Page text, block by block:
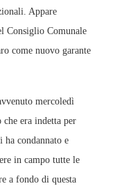
Appare
Consiglio Comunale
come nuovo garante
mercoledì
che era indetta per
condannato e
in campo tutte le
a fondo di questa